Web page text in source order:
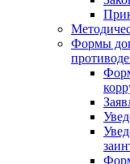
Формы